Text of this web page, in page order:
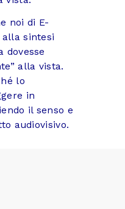
noi di E-
sintesi
dovesse
alla vista.
lo
in
il senso e
audiovisivo.